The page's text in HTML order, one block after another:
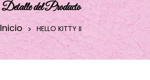
Detalle del Producto
Inicio HELLO KITTY II